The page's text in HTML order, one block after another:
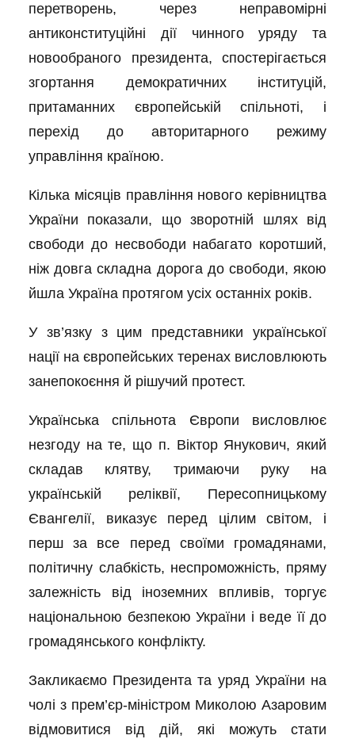
перетворень, через неправомірні
антиконституційні дії чинного уряду та
новообраного президента, спостерігається
згортання демократичних інституцій,
притаманних європейській спільноті, і
перехід до авторитарного режиму
управління країною.
Кілька місяців правління нового керівництва
України показали, що зворотній шлях від
свободи до несвободи набагато коротший,
ніж довга складна дорога до свободи, якою
йшла Україна протягом усіх останніх років.
У зв’язку з цим представники української
нації на європейських теренах висловлюють
занепокоєння й рішучий протест.
Українська спільнота Європи висловлює
незгоду на те, що п. Віктор Янукович, який
складав клятву,
тримаючи руку на
українській реліквії, Пересопницькому
Євангелії, виказує перед цілим світом, і
перш за все перед своїми громадянами,
політичну слабкість, неспроможність, пряму
залежність від іноземних впливів, торгує
національною безпекою України і веде її до
громадянського конфлікту.
Закликаємо Президента та уряд України на
чолі з прем’єр-міністром Миколою Азаровим
відмовитися від дій, які можуть стати